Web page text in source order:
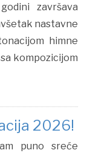
završava
nastavne
himne
kompozicijom
2026!
puno sreće